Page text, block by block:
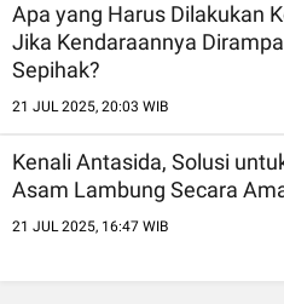
Apa yang Harus Dilakukan
Jika Kendaraannya
Sepihak?
21 JUL 2025, 20:03 WIB
Kenali Antasida, Solusi
Asam Lambung Secara
21 JUL 2025, 16:47 WIB